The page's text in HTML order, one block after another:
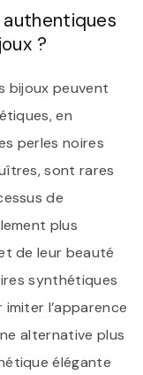
?
bijoux peuvent
en
perles noires
sont rares
de
plus
de leur beauté
synthétiques
l’apparence
alternative plus
élégante